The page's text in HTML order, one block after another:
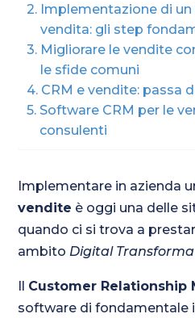
Implementazione di un
vendita: gli step
Migliorare le vendite
le sfide comuni
CRM e vendite: passa
Software CRM per le
consulenti
Implementare in azienda
vendite è oggi una delle
quando ci si trova a
ambito Digital
Il Customer Relationship
software di fondamentale